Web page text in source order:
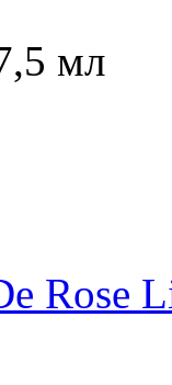
мл
Rose